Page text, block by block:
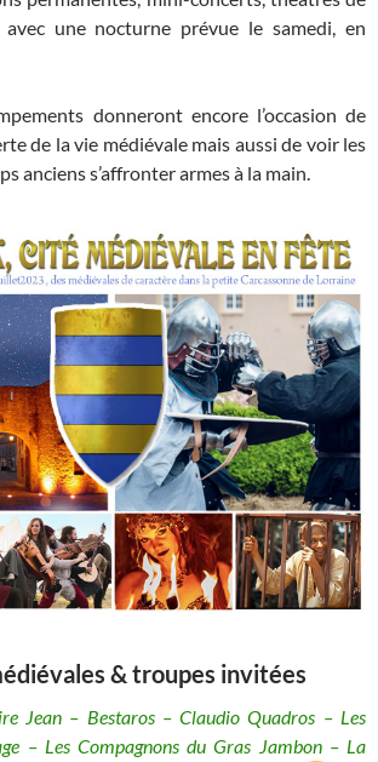
une nocturne prévue le samedi, en
donneront encore l’occasion de
de la vie médiévale mais aussi de voir les
anciens s’affronter armes à la main.
& troupes invitées
Jean – Bestaros – Claudio Quadros – Les
– Les Compagnons du Gras Jambon – La